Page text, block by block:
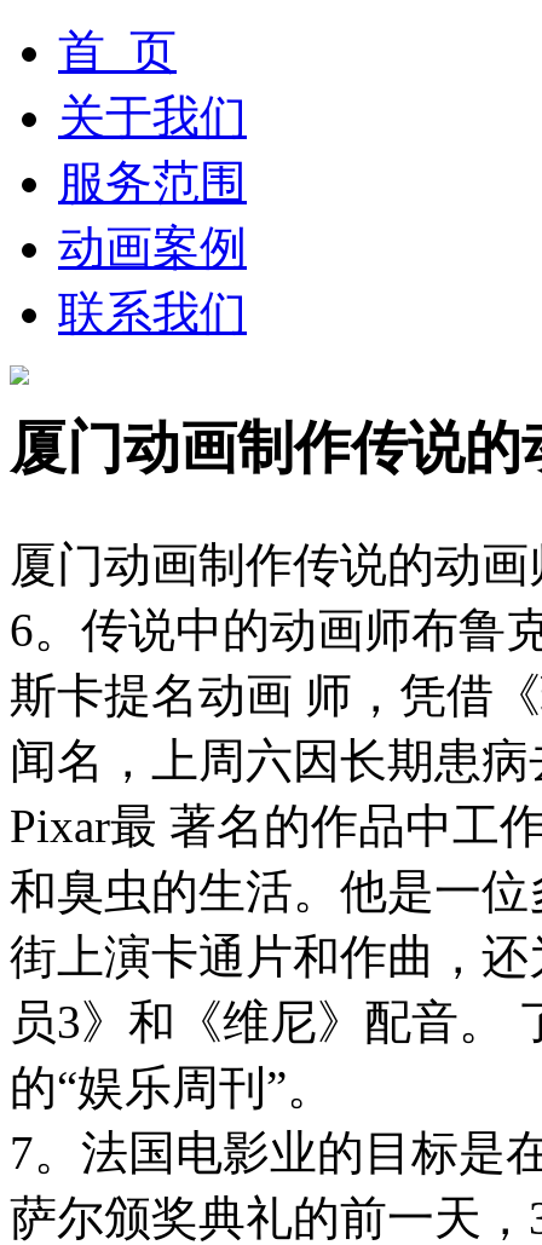
首 页
关于我们
服务范围
动画案例
联系我们
厦门动画制作传说
厦门动画制作传说的动
6。传说中的动画师布鲁
斯卡提名动画 师，凭借
闻名，上周六因长期患
Pixar最 著名的作品中工
和臭虫的生活。他是一
街上演卡通片和作曲，
员3》和《维尼》配音。
的“娱乐周刊”。
7。法国电影业的目标是
萨尔颁奖典礼的前一天